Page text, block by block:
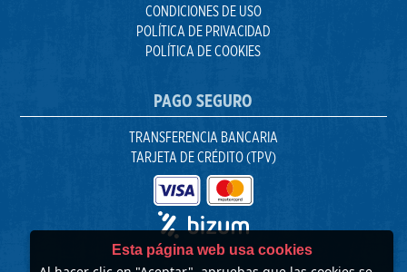
CONDICIONES DE USO
POLÍTICA DE PRIVACIDAD
POLÍTICA DE COOKIES
PAGO SEGURO
TRANSFERENCIA BANCARIA
TARJETA DE CRÉDITO (TPV)
Esta página web usa cookies